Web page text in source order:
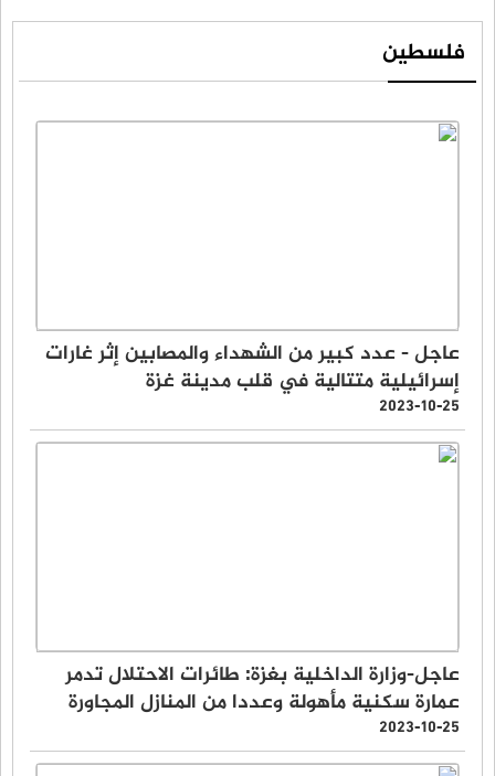
فلسطين
عاجل - عدد كبير من الشهداء والمصابين إثر غارات
إسرائيلية متتالية في قلب مدينة غزة
2023-10-25
عاجل-وزارة الداخلية بغزة: طائرات الاحتلال تدمر
عمارة سكنية مأهولة وعددا من المنازل المجاورة
2023-10-25